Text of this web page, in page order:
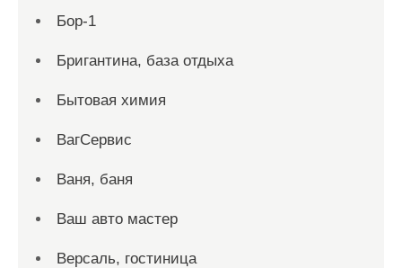
Бор-1
Бригантина, база отдыха
Бытовая химия
ВагСервис
Ваня, баня
Ваш авто мастер
Версаль, гостиница